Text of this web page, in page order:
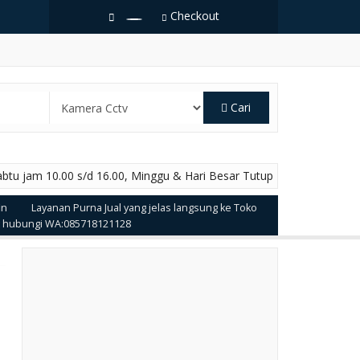
Checkout
Cari
jam 10.00 s/d 16.00, Minggu & Hari Besar Tutup
Layanan Purna Jual yang jelas langsung ke Toko
WA:085718121128